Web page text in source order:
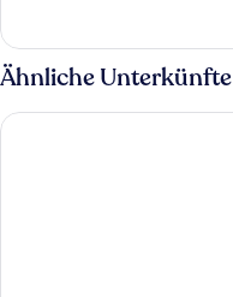
Standard
Double
Room
Ähnliche Unterkünfte
Grid Inn